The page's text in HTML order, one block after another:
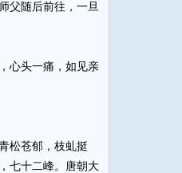
父随后前往，一旦
心头一痛，如见亲
松苍郁，枝虬挺
七十二峰。唐朝大